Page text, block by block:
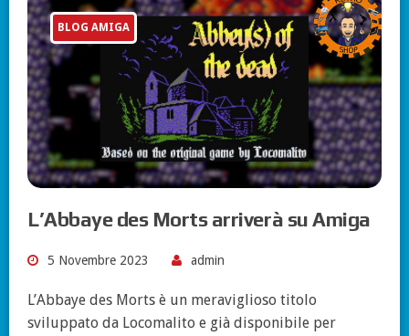
BLOG AMIGA
L’Abbaye des Morts arriverà su Amiga
5 Novembre 2023 admin
L’Abbaye des Morts è un meraviglioso titolo
sviluppato da Locomalito e già disponibile per